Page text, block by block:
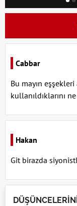
Cabbar
Bu mayın
kullanıldıklarını
Hakan
Git birazda